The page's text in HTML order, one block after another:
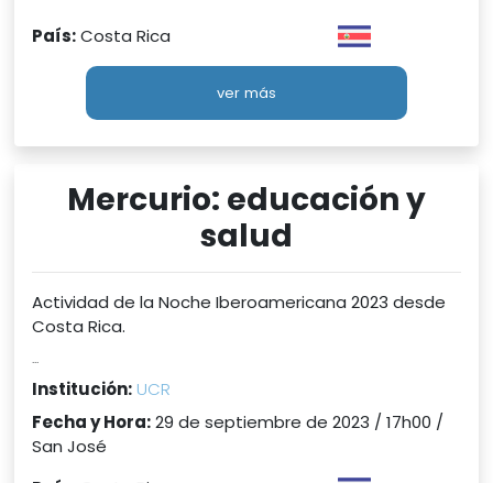
País:Costa Rica
ver más
Mercurio: educación y
salud
Actividad de la Noche Iberoamericana 2023 desde
Costa Rica.
...
Institución: UCR
Fecha y Hora:29 de septiembre de 2023 / 17h00 /
San José